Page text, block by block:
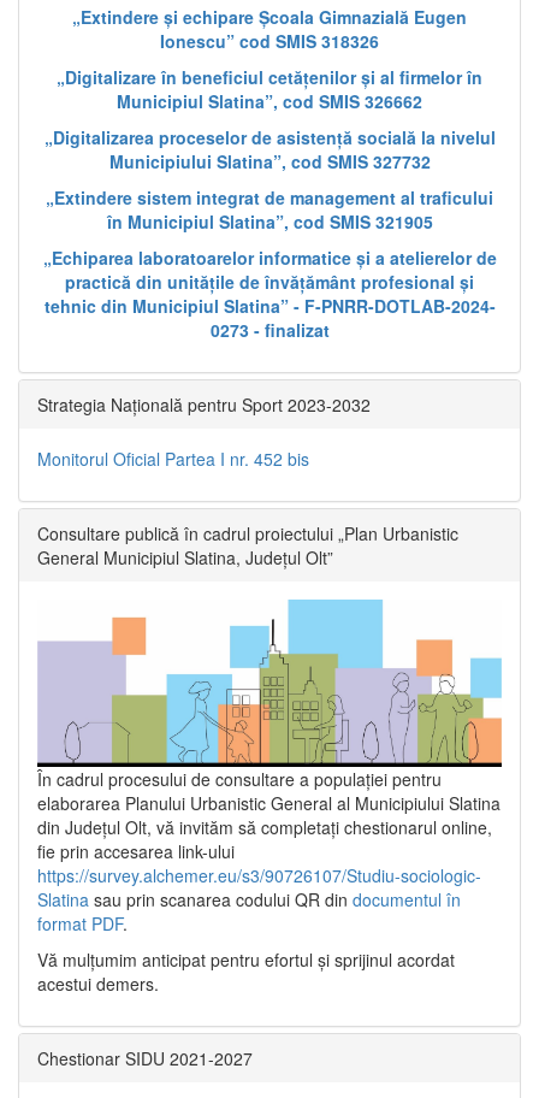
„Extindere și echipare Școala Gimnazială Eugen
Ionescu” cod SMIS 318326
„Digitalizare în beneficiul cetățenilor și al firmelor în
Municipiul Slatina”, cod SMIS 326662
„Digitalizarea proceselor de asistență socială la nivelul
Municipiului Slatina”, cod SMIS 327732
„Extindere sistem integrat de management al traficului
în Municipiul Slatina”, cod SMIS 321905
„Echiparea laboratoarelor informatice și a atelierelor de
practică din unitățile de învățământ profesional și
tehnic din Municipiul Slatina” - F-PNRR-DOTLAB-2024-
0273 - finalizat
Strategia Națională pentru Sport 2023-2032
Monitorul Oficial Partea I nr. 452 bis
Consultare publică în cadrul proiectului „Plan Urbanistic
General Municipiul Slatina, Județul Olt”
În cadrul procesului de consultare a populaţiei pentru
elaborarea Planului Urbanistic General al Municipiului Slatina
din Județul Olt, vă invităm să completați chestionarul online,
fie prin accesarea link-ului
https://survey.alchemer.eu/s3/90726107/Studiu-sociologic-
Slatina sau prin scanarea codului QR din documentul în
format PDF.
Vă mulţumim anticipat pentru efortul şi sprijinul acordat
acestui demers.
Chestionar SIDU 2021-2027